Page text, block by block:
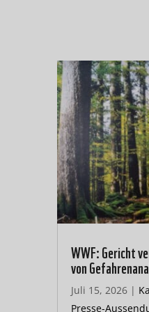
WWF: Gericht
von
Juli 15, 2026 |
Presse-